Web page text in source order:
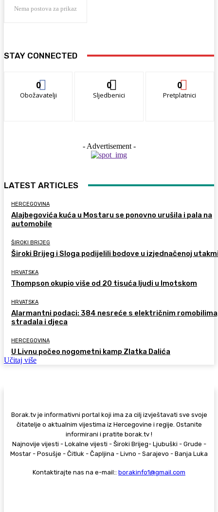
Nema postova za prikaz
STAY CONNECTED
0
Obožavatelji
0
Sljedbenici
0
Pretplatnici
- Advertisement -
LATEST ARTICLES
HERCEGOVINA
Alajbegovića kuća u Mostaru se ponovno urušila i pala na
automobile
ŠIROKI BRIJEG
Široki Brijeg i Sloga podijelili bodove u izjednačenoj
HRVATSKA
Thompson okupio više od 20 tisuća ljudi u Imotskom
HRVATSKA
Alarmantni podaci: 384 nesreće s električnim
stradala i djeca
HERCEGOVINA
U Livnu počeo nogometni kamp Zlatka Dalića
Učitaj više
Borak.tv je informativni portal koji ima za cilj izvještavati sve svoje
čitatelje o aktualnim vijestima iz Hercegovine i regije. Ostanite
informirani i pratite borak.tv !
Najnovije vijesti - Lokalne vijesti - Široki Brijeg- Ljubuški - Grude -
Mostar - Posušje - Čitluk - Čapljina - Livno - Sarajevo - Banja Luka
Kontaktirajte nas na e-mail:: borakinfo1@gmail.com